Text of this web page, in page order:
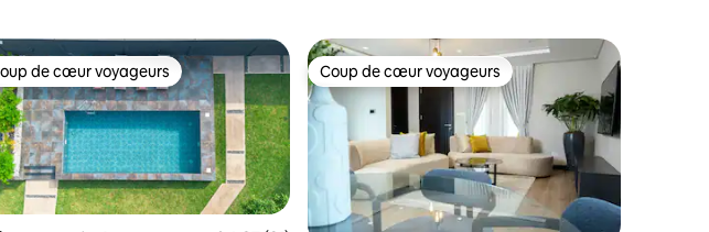
de cœur voyageurs
de cœur voyageurs Coup de cœur voyageurs
Coup de cœur voyageurs